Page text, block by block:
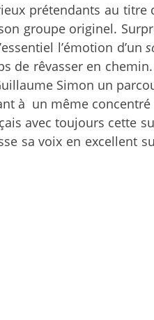
prétendants au titre
groupe originel.
l’émotion d’un
de rêvasser en
Simon un
à un même
avec toujours cette
sa voix en excellent